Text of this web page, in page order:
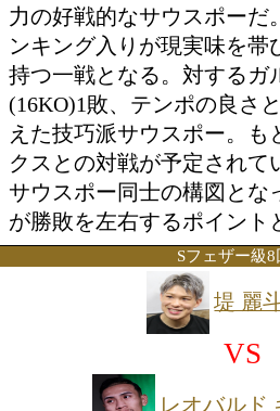
エリドソン
勝ち予想をする
投票の途中経
特集ページを見